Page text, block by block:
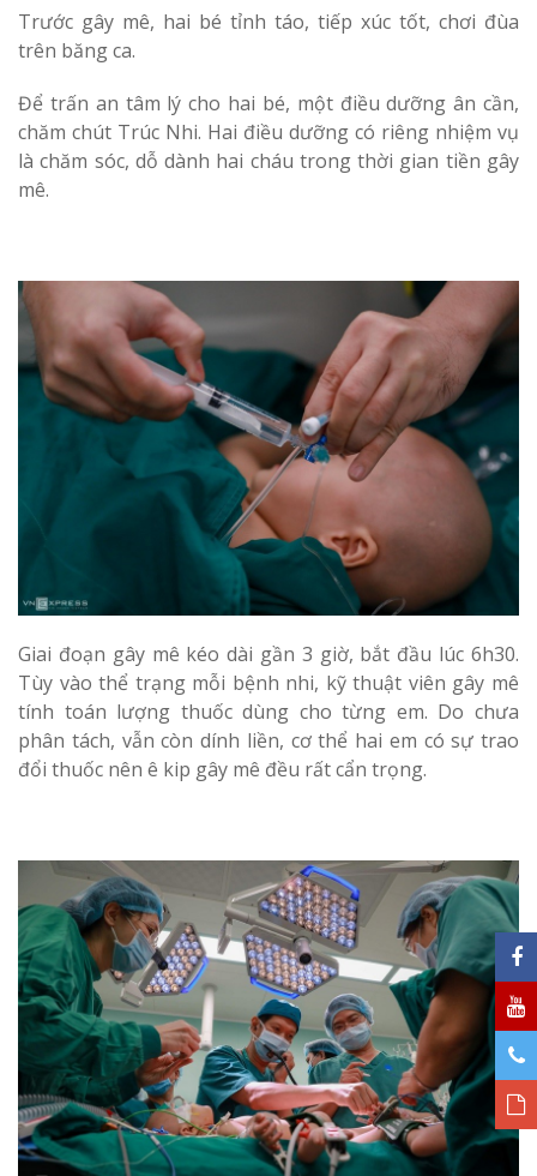
Trước gây mê, hai bé tỉnh táo, tiếp xúc tốt, chơi đùa
trên băng ca.
Để trấn an tâm lý cho hai bé, một điều dưỡng ân cần,
chăm chút Trúc Nhi. Hai điều dưỡng có riêng nhiệm vụ
là chăm sóc, dỗ dành hai cháu trong thời gian tiền gây
mê.
Giai đoạn gây mê kéo dài gần 3 giờ, bắt đầu lúc 6h30.
Tùy vào thể trạng mỗi bệnh nhi, kỹ thuật viên gây mê
tính toán lượng thuốc dùng cho từng em. Do chưa
phân tách, vẫn còn dính liền, cơ thể hai em có sự trao
đổi thuốc nên ê kip gây mê đều rất cẩn trọng.